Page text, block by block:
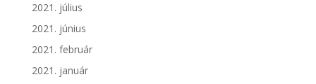
2021. július
2021. június
2021. február
2021. január